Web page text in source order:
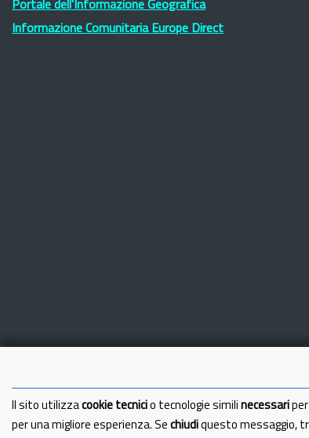
Portale dell'Informazione Geografica
Informazione Comunitaria Europe Direct
Il sito utilizza cookie tecnici o tecnologie simili necessari
per una migliore esperienza. Se chiudi questo messaggio,